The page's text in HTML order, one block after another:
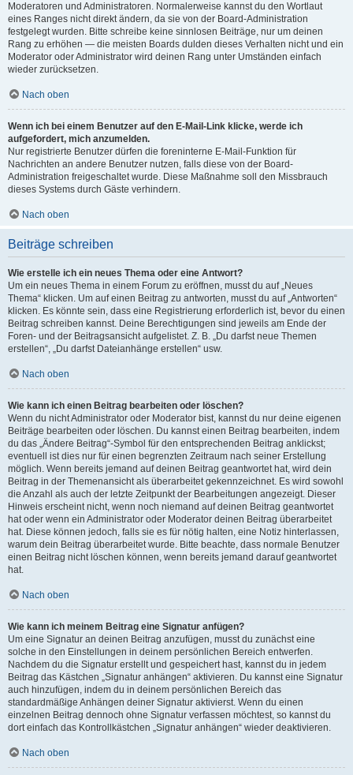
Moderatoren und Administratoren. Normalerweise kannst du den Wortlaut
eines Ranges nicht direkt ändern, da sie von der Board-Administration
festgelegt wurden. Bitte schreibe keine sinnlosen Beiträge, nur um deinen
Rang zu erhöhen — die meisten Boards dulden dieses Verhalten nicht und ein
Moderator oder Administrator wird deinen Rang unter Umständen einfach
wieder zurücksetzen.
Nach oben
Wenn ich bei einem Benutzer auf den E-Mail-Link klicke, werde ich
aufgefordert, mich anzumelden.
Nur registrierte Benutzer dürfen die foreninterne E-Mail-Funktion für
Nachrichten an andere Benutzer nutzen, falls diese von der Board-
Administration freigeschaltet wurde. Diese Maßnahme soll den Missbrauch
dieses Systems durch Gäste verhindern.
Nach oben
Beiträge schreiben
Wie erstelle ich ein neues Thema oder eine Antwort?
Um ein neues Thema in einem Forum zu eröffnen, musst du auf „Neues
Thema“ klicken. Um auf einen Beitrag zu antworten, musst du auf „Antworten“
klicken. Es könnte sein, dass eine Registrierung erforderlich ist, bevor du einen
Beitrag schreiben kannst. Deine Berechtigungen sind jeweils am Ende der
Foren- und der Beitragsansicht aufgelistet. Z. B. „Du darfst neue Themen
erstellen“, „Du darfst Dateianhänge erstellen“ usw.
Nach oben
Wie kann ich einen Beitrag bearbeiten oder löschen?
Wenn du nicht Administrator oder Moderator bist, kannst du nur deine eigenen
Beiträge bearbeiten oder löschen. Du kannst einen Beitrag bearbeiten, indem
du das „Ändere Beitrag“-Symbol für den entsprechenden Beitrag anklickst;
eventuell ist dies nur für einen begrenzten Zeitraum nach seiner Erstellung
möglich. Wenn bereits jemand auf deinen Beitrag geantwortet hat, wird dein
Beitrag in der Themenansicht als überarbeitet gekennzeichnet. Es wird sowohl
die Anzahl als auch der letzte Zeitpunkt der Bearbeitungen angezeigt. Dieser
Hinweis erscheint nicht, wenn noch niemand auf deinen Beitrag geantwortet
hat oder wenn ein Administrator oder Moderator deinen Beitrag überarbeitet
hat. Diese können jedoch, falls sie es für nötig halten, eine Notiz hinterlassen,
warum dein Beitrag überarbeitet wurde. Bitte beachte, dass normale Benutzer
einen Beitrag nicht löschen können, wenn bereits jemand darauf geantwortet
hat.
Nach oben
Wie kann ich meinem Beitrag eine Signatur anfügen?
Um eine Signatur an deinen Beitrag anzufügen, musst du zunächst eine
solche in den Einstellungen in deinem persönlichen Bereich entwerfen.
Nachdem du die Signatur erstellt und gespeichert hast, kannst du in jedem
Beitrag das Kästchen „Signatur anhängen“ aktivieren. Du kannst eine Signatur
auch hinzufügen, indem du in deinem persönlichen Bereich das
standardmäßige Anhängen deiner Signatur aktivierst. Wenn du einen
einzelnen Beitrag dennoch ohne Signatur verfassen möchtest, so kannst du
dort einfach das Kontrollkästchen „Signatur anhängen“ wieder deaktivieren.
Nach oben